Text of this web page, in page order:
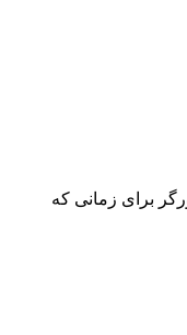
برای زمانی که